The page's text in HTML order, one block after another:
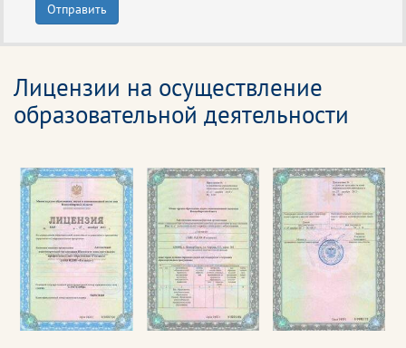
Отправить
Лицензии на осуществление
образовательной деятельности